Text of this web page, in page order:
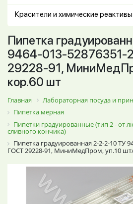
Красители и химические реактивы
Пипетка
9464-013-52876351-
29228-91,
кор.60 шт
Главная
Лабораторная посуда и
Пипетка мерная
Пипетки градуированные (тип 2 - от
сливного кончика)
Пипетка градуированная 2-2-2-10 ТУ
ГОСТ 29228-91, МиниМедПром, уп.10